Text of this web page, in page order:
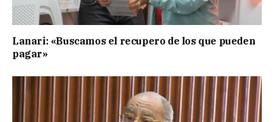
Lanari: «Buscamos el recupero de los que pueden
pagar»